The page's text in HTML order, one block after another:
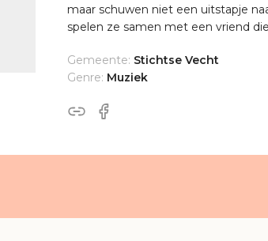
maar schuwen niet een uitstapje
spelen ze samen met een vriend
Gemeente: Stichtse Vecht
Genre: Muziek